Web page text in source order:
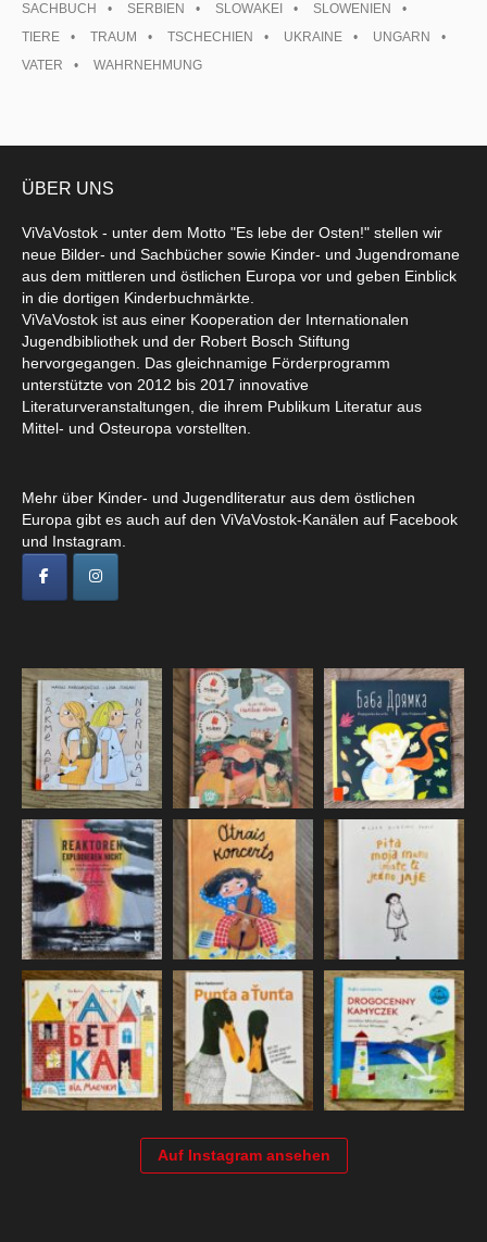
SACHBUCH
SERBIEN SLOWAKEI
SLOWENIEN
TIERE
TRAUM TSCHECHIEN UKRAINE
UNGARN
VATER
WAHRNEHMUNG
ÜBER UNS
ViVaVostok - unter dem Motto "Es lebe der Osten!" stellen wir
neue Bilder- und Sachbücher sowie Kinder- und Jugendromane
aus dem mittleren und östlichen Europa vor und geben Einblick
in die dortigen Kinderbuchmärkte.
ViVaVostok ist aus einer Kooperation der Internationalen
Jugendbibliothek und der Robert Bosch Stiftung
hervorgegangen. Das gleichnamige Förderprogramm
unterstützte von 2012 bis 2017 innovative
Literaturveranstaltungen, die ihrem Publikum Literatur aus
Mittel- und Osteuropa vorstellten.
Mehr über Kinder- und Jugendliteratur aus dem östlichen
Europa gibt es auch auf den ViVaVostok-Kanälen auf Facebook
und Instagram.
Auf Instagram ansehen